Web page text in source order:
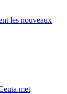
les nouveaux
met